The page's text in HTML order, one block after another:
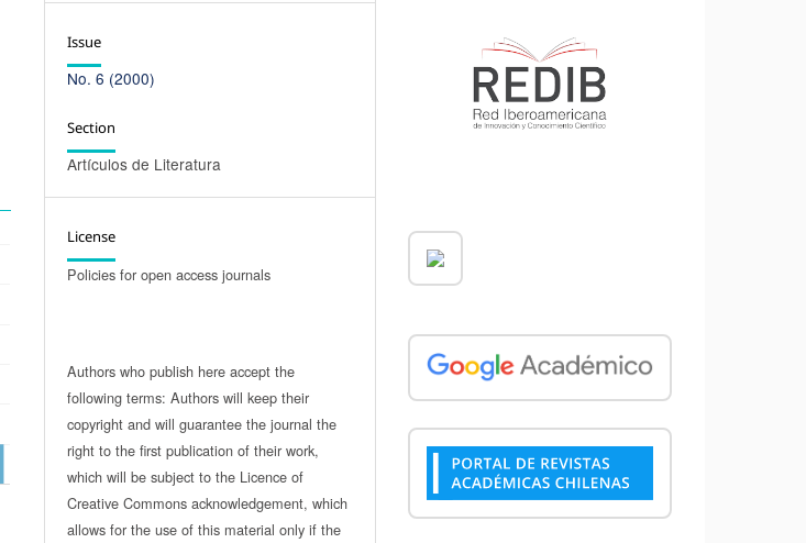
Issue
No. 6 (2000)
Section
Artículos de Literatura
License
Policies for open access journals
Authors who publish here accept the
following terms: Authors will keep their
copyright and will guarantee the journal the
right to the first publication of their work,
which will be subject to the Licence of
Creative Commons acknowledgement, which
allows for the use of this material only if the